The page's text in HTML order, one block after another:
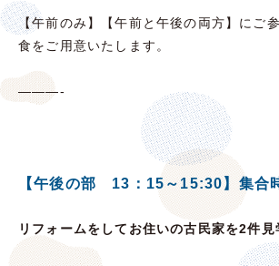
【午前のみ】【午前と午後の両方】にご
食をご用意いたします。
———-
【午後の部 13：15～15:30】集
リフォームをして お住いの古民家を2件